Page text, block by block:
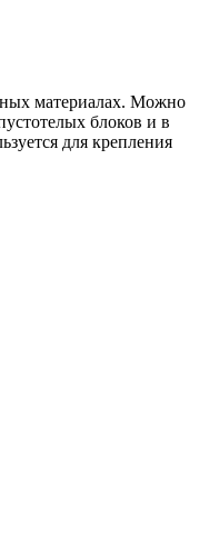
материалах. Можно
блоков и в
для крепления